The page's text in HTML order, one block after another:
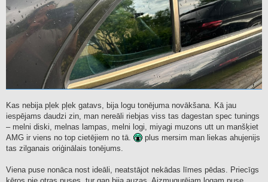
Kas nebija pļek pļek gatavs, bija logu tonējuma novākšana. Kā jau
iespējams daudzi zin, man nereāli riebjas viss tas dagestan spec tunings
– melni diski, melnas lampas, melni logi, miyagi muzons utt un manšķiet
AMG ir viens no top cietējiem no tā.
plus mersim man liekas ahujenijs
tas zilganais oriģinālais tonējums.
Viena puse nonāca nost ideāli, neatstājot nekādas līmes pēdas. Priecīgs